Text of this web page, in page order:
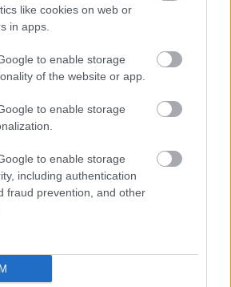
like cookies on web or
in apps.
to enable storage
of the website or app.
to enable storage
to enable storage
including authentication
fraud prevention, and other
ΜΙΔΑ: Τι διευκρίνισε ο
2026 || Οικονομία